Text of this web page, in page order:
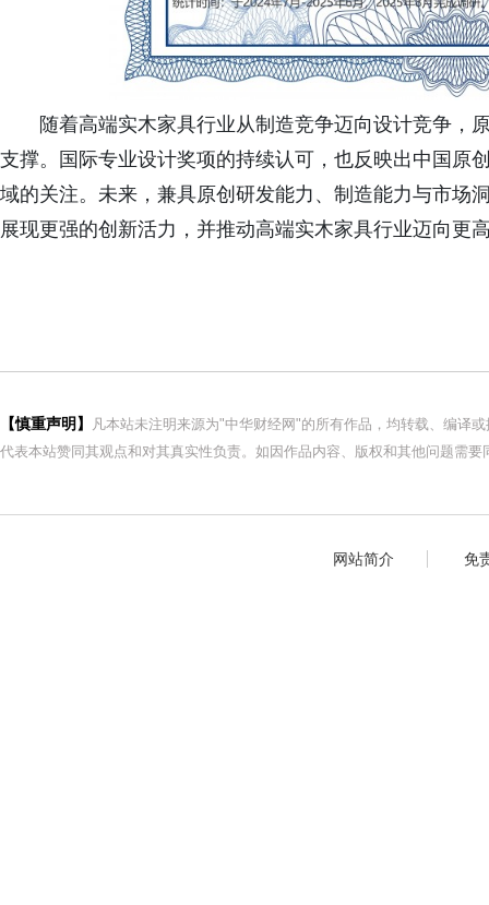
随着高端实木家具行业从制造竞争迈向设计竞争，
支撑。国际专业设计奖项的持续认可，也反映出中国原
域的关注。未来，兼具原创研发能力、制造能力与市场
展现更强的创新活力，并推动高端实木家具行业迈向更
【慎重声明】
凡本站未注明来源为"中华财经网"的所有作品，均转载、编译
代表本站赞同其观点和对其真实性负责。如因作品内容、版权和其他问题需
网站简介 免